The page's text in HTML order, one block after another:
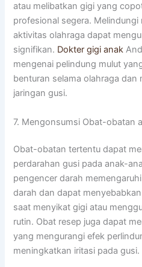
atau melibatkan gigi yang
profesional segera. Melindungi
aktivitas olahraga dapat
signifikan. Dokter gigi anak
mengenai pelindung mulut
benturan selama olahraga dan
jaringan gusi.
7. Mengonsumsi Obat-obatan
Obat-obatan tertentu dapat
perdarahan gusi pada anak-
pengencer darah
darah dan dapat
saat menyikat gigi atau
rutin. Obat resep juga dapat
yang mengurangi efek
meningkatkan iritasi pada gusi.